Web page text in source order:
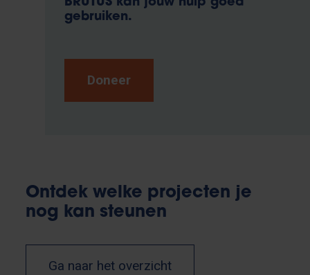
BRUTUS kan jouw hulp goed
gebruiken.
Doneer
Ontdek welke projecten je
nog kan steunen
Ga naar het overzicht